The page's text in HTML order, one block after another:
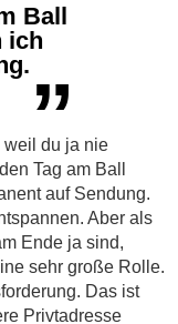
Ball
ich
”
weil du ja nie
Tag am Ball
auf Sendung.
Aber als
Ende ja sind,
sehr große Rolle.
Das ist
Privtadresse